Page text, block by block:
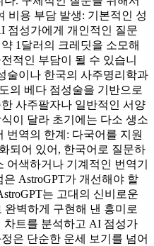
비용 부담 발생: 기본적인 성
점성가에게 개인적인 질문
1달러의 크레딧을 소모해
적인 부담이 될 수 있습니
술이나 한국의 사주명리학과
의 베다 점성술을 기반으로
사주팔자나 일반적인 서양
이 달라 초기에는 다소 생소
번역의 한계: 다국어를 지원
되어 있어, 한국어로 질문하
어색하거나 기계적인 번역기
AstroGPT가 개선해야 할
는 고대의 신비로운
벽하게 구현해 낸 흥미로
차트를 분석하고 AI 점성가
은 단순한 운세 보기를 넘어